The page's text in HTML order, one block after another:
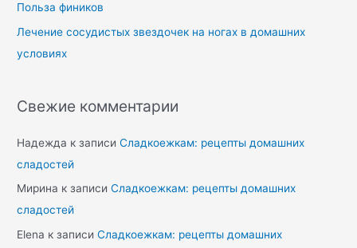
Польза фиников
Лечение сосудистых звездочек на ногах в домашних
условиях
Свежие комментарии
Надежда к записиСладкоежкам: рецепты домашних
сладостей
Мирина к записиСладкоежкам: рецепты домашних
сладостей
Elena к записиСладкоежкам: рецепты домашних